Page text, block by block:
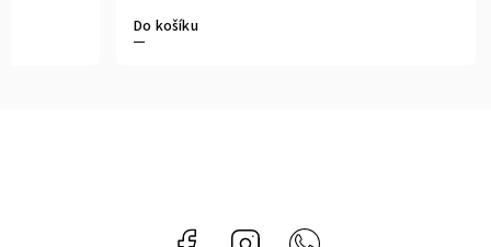
Do košíku
Facebook Instagram